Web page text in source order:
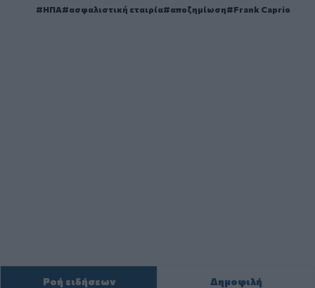
ΗΠΑ ασφαλιστική εταιρία αποζημίωση Frank Caprio
Ροή ειδήσεων Δημοφιλή